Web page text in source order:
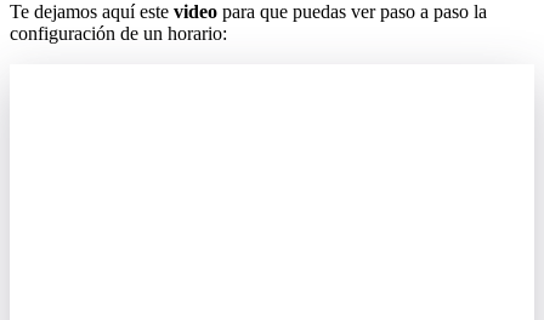
Te dejamos aquí este video para que puedas ver paso a paso la
configuración de un horario: